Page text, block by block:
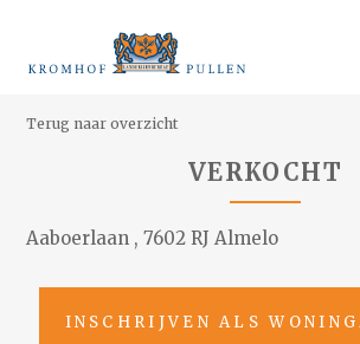
Terug naar overzicht
VERKOCHT
Aaboerlaan , 7602 RJ Almelo
INSCHRIJVEN ALS